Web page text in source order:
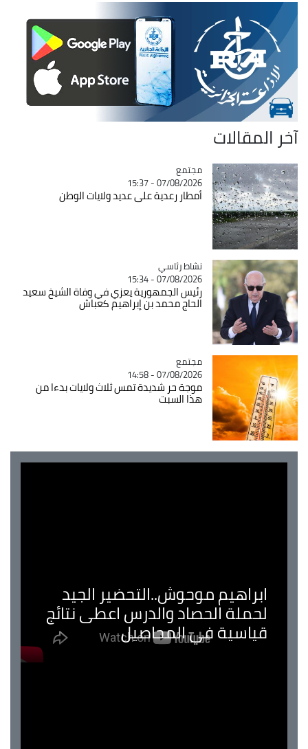
آخر المقالات
Catégorie
مجتمع
07/08/2026 - 15:37
أمطار رعدية على عديد ولايات الوطن
Catégorie
نشاط رئاسي
07/08/2026 - 15:34
رئيس الجمهورية يعزي في وفاة الشيخ سعيد
الحاج محمد بن إبراهيم كعباش
Catégorie
مجتمع
07/08/2026 - 14:58
موجة حر شديدة تمس ثلاث ولايات بدءا من
هذا السبت
ابراهيم موحوش..التحضير الجيد
لحملة الحصاد والدرس اعطى نتائج
قياسية في المحاصيل